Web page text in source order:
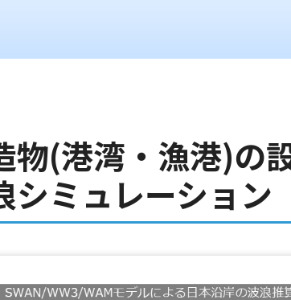
物(港湾・漁港)の
シミュレーション